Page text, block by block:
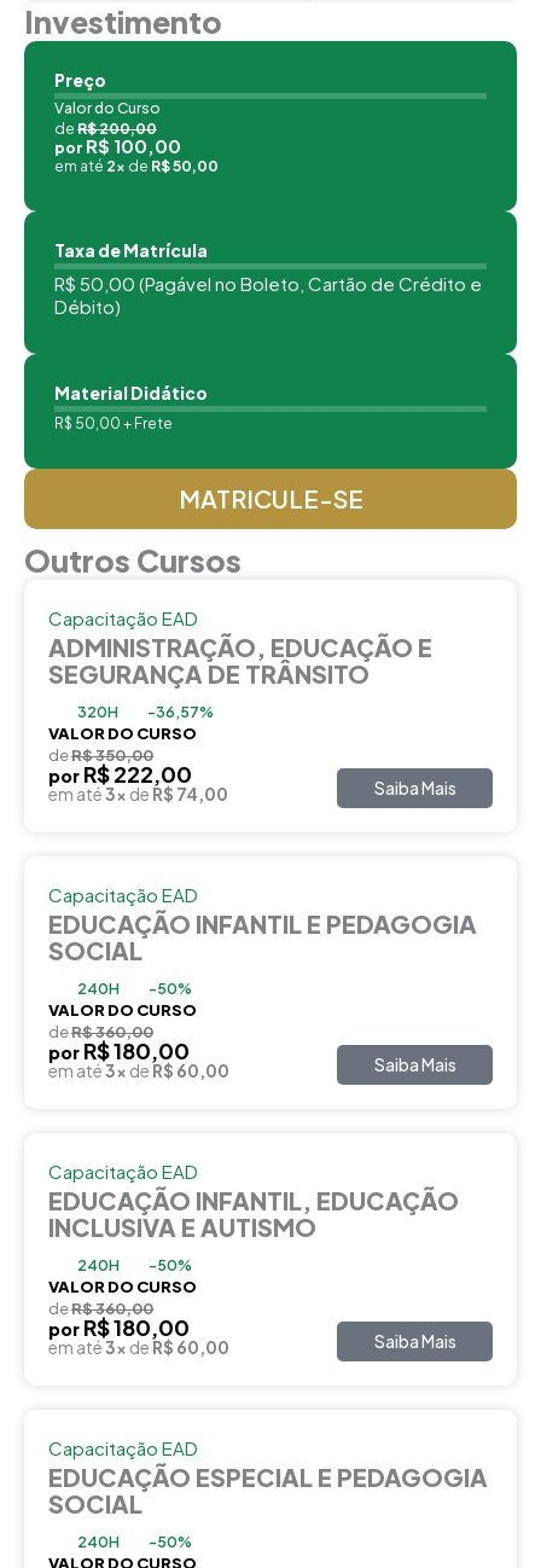
Investimento
Preço
Valor do Curso
de R$ 200,00
por R$ 100,00
em até 2x de R$ 50,00
Taxa de Matrícula
R$ 50,00 (Pagável no Boleto, Cartão de Crédito e
Débito)
Material Didático
R$ 50,00 + Frete
MATRICULE-SE
Outros Cursos
Capacitação EAD
ADMINISTRAÇÃO, EDUCAÇÃO E
SEGURANÇA DE TRÂNSITO
320H -36,57%
VALOR DO CURSO
deR$ 350,00
por R$ 222,00
em até3x de R$ 74,00 Saiba Mais
Capacitação EAD
EDUCAÇÃO INFANTIL E PEDAGOGIA
SOCIAL
240H -50%
VALOR DO CURSO
deR$ 360,00
por R$ 180,00
em até3x de R$ 60,00 Saiba Mais
Capacitação EAD
EDUCAÇÃO INFANTIL, EDUCAÇÃO
INCLUSIVA E AUTISMO
240H -50%
VALOR DO CURSO
deR$ 360,00
por R$ 180,00
em até3x de R$ 60,00 Saiba Mais
Capacitação EAD
EDUCAÇÃO ESPECIAL E PEDAGOGIA
SOCIAL
240H -50%
VALOR DO CURSO